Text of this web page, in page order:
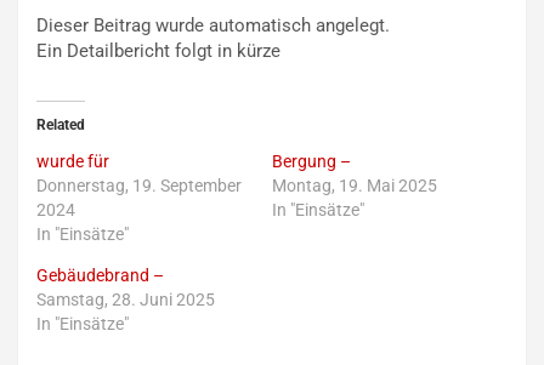
Dieser Beitrag wurde automatisch angelegt.
Ein Detailbericht folgt in kürze
Related
wurde für
Donnerstag, 19. September
2024
In "Einsätze"
Bergung –
Montag, 19. Mai 2025
In "Einsätze"
Gebäudebrand –
Samstag, 28. Juni 2025
In "Einsätze"